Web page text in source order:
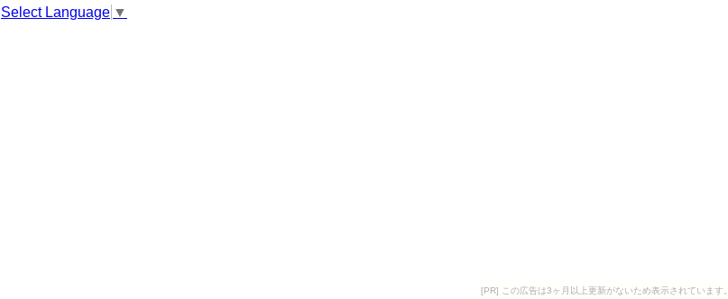
Select Language ▼
[PR] この広告は3ヶ月以上更新がないため表示されています。